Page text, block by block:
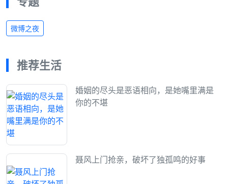
微博之夜
推荐生活
婚姻的尽头是恶语相向，是她嘴里满是
你的不堪
聂风上门抢亲，破坏了独孤鸣的好事